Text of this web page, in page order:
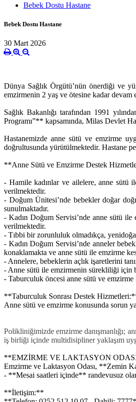
Bebek Dostu Hastane
Bebek Dostu Hastane
30 Mart 2026
**MİLAS DEVLET
Dünya Sağlık Örgütü’nün önerdiği ve
emzirmenin 2 yaş ve ötesine kadar devam
Sağlık Bakanlığı tarafından 1991
Programı”** kapsamında, Milas Devlet
Hastanemizde anne sütü ve emzirme
doğrultusunda yürütülmektedir. Hastane
**Anne Sütü ve Emzirme Destek
- Hamile kadınlar ve ailelere, anne
verilmektedir.
- Doğum Ünitesi’nde bebekler doğar
sunulmaktadır.
- Kadın Doğum Servisi’nde anne sütü
verilmektedir.
- Tıbbi bir zorunluluk olmadıkça,
- Kadın Doğum Servisi’nde anneler
konaklamakta ve anne sütü ile emzirme
- Annelere, bebeklerin açlık işaretlerini
- Anne sütü ile emzirmenin sürekliliği için
- Taburculuk öncesi anne sütü ve
**Taburculuk Sonrası Destek
Anne sütü ve emzirme konusunda sorun
Polikliniğimizde emzirme danışmanlığı;
iş birliği içinde multidisipliner yaklaşım
**EMZİRME VE LAKTASYON
Emzirme ve Laktasyon Odası, **Zemin
- **Mesai saatleri içinde** randevusuz
**İletişim:**